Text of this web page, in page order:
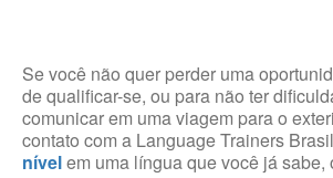
Se você não quer perder uma
de qualificar-se, ou para não ter
comunicar em uma viagem para o
contato com a Language Trainers
nívelem uma língua que você já sabe,